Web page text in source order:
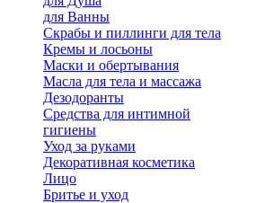
для Ванны
Скрабы и пиллинги для тела
Кремы и лосьоны
Маски и обертывания
Масла для тела и массажа
Дезодоранты
Средства для интимной
гигиены
Уход за руками
Декоративная косметика
Лицо
Бритье и уход